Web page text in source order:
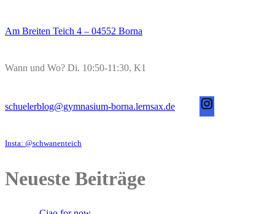
Am Breiten Teich 4 – 04552 Borna
Wann und Wo? Di. 10:50-11:30, K1
schuelerblog@gymnasium-borna.lernsax.de
Insta: @schwanenteich
Neueste Beiträge